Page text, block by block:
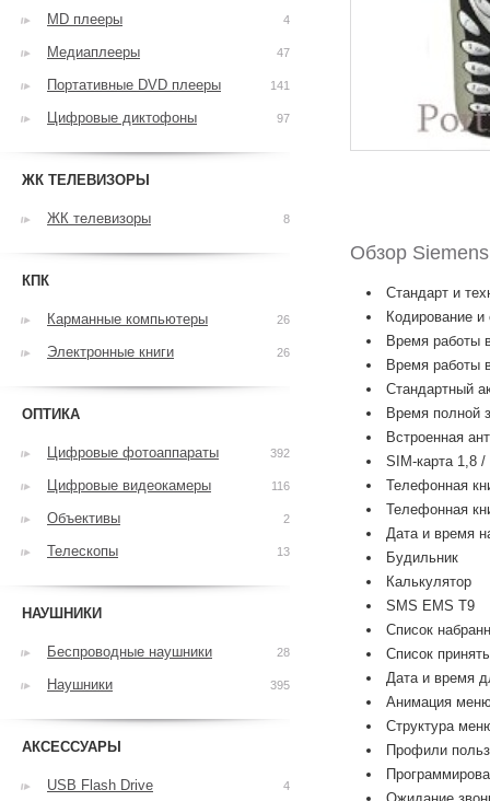
Обзор
Стандарт и
Кодирование
Время работы
Время работы
Стандартный
Время полной
Встроенная
SIM-карта 1,8
Телефонная
Телефонная
Дата и время
Будильник
Калькулятор
SMS EMS T9
Список
Список
Дата и время
Анимация
Структура
Профили
MD плееры 4
Медиаплееры 47
Портативные DVD плееры 141
Цифровые диктофоны 97
ЖК ТЕЛЕВИЗОРЫ
ЖК телевизоры 8
КПК
Карманные компьютеры 26
Электронные книги 26
ОПТИКА
Цифровые фотоаппараты 392
Цифровые видеокамеры 116
Объективы 2
Телескопы 13
НАУШНИКИ
Беспроводные наушники 28
Наушники 395
АКСЕССУАРЫ
USB Flash Drive 4